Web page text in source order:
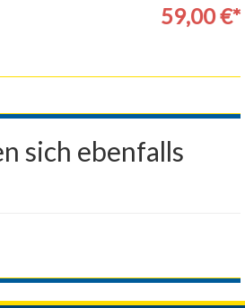
59,00 €*
sich ebenfalls